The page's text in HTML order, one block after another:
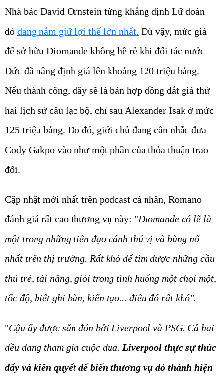
Nhà báo David Ornstein từng khẳng định Lữ đoàn
đỏ đang nắm giữ lợi thế lớn nhất. Dù vậy, mức giá
để sở hữu Diomande không hề rẻ khi đối tác nước
Đức đã nâng định giá lên khoảng 120 triệu bảng.
Nếu thành công, đây sẽ là bản hợp đồng đắt giá thứ
hai lịch sử câu lạc bộ, chỉ sau Alexander Isak ở mức
125 triệu bảng. Do đó, giới chủ đang cân nhắc đưa
Cody Gakpo vào như một phần của thỏa thuận trao
đổi.
Cập nhật mới nhất trên podcast cá nhân, Romano
đánh giá rất cao thương vụ này: "Diomande có lẽ là
một trong những tiền đạo cánh thú vị và bùng nổ
nhất trên thị trường. Rất khó để tìm được những cầu
thủ trẻ, tài năng, giỏi trong tình huống một chọi một,
tốc độ, biết ghi bàn, kiến tạo... điều đó rất khó".
"Cậu ấy được săn đón bởi Liverpool và PSG. Cả hai
đều đang tham gia cuộc đua. Liverpool thực sự thúc
đẩy và kiên quyết để biến thương vụ đó thành hiện